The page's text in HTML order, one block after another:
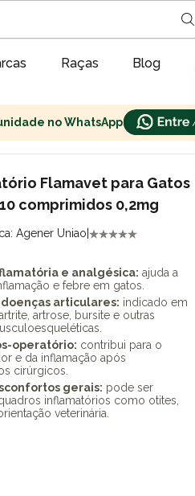
Raças Blog
no WhatsApp
Flamavet para Gatos
comprimidos 0,2mg
Agener Uniao |
e analgésica: ajuda a
e febre em gatos.
articulares: indicado em
artrose, bursite e outras
operatório: contribui para o
e da inflamação após
cirúrgicos.
gerais: pode ser
inflamatórios como otites,
veterinária.